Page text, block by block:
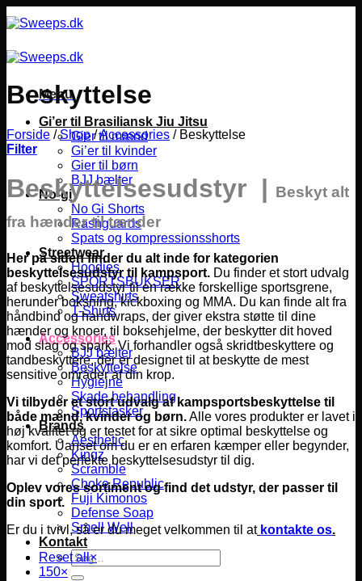
til
Menu
Gi’er til Brasiliansk Jiu Jitsu
Gier til mænd
Gi’er til kvinder
Gier til børn
BJJ bælter
No-gi
No Gi Shorts
Rashguards
Spats og kompressionsshorts
Streetwear
Hoodies
SPORTSBUKSER
Sweatshirts
T-Shirts
Accessories
BJJ bælter
Beskyttelse
Hygiejne
Skade behandling
Sportstasker
Brands
Aesthetic
Kingz
Scramble
Choke Republic
Fuji Kimonos
Defense Soap
Smell Well
Kontakt
Søg
efter:
Beskyttelse
Forside / Shop /Accessories /Beskyttelse
Filter
Beskyttelsesudstyr | Beskyt alt
fra hænder til tænder
Her på siden finder du alt inde for kategorien
beskyttelsesudstyr til kampsport. Du finder et stort udvalg
af beskyttelsesudstyr til en række forskellige sportsgrene,
herunder boksning, kickboxing og MMA. Du kan finde alt fra
håndbind og handwraps, der giver ekstra støtte til dine
hænder og knoer, til boksehjelme, der beskytter dit hoved
mod slag og spark. Vi forhandler også skridtbeskyttere og
tandbeskyttere, der er designet til at beskytte de mest
sensitive områder af din krop.
Vi tilbyder et stort udvalg af kampsportsbeskyttelse til
både mænd, kvinder og børn.Alle vores produkter er lavet i
høj kvalitet og er testet for at sikre optimal beskyttelse og
komfort. Uanset om du er en erfaren kæmper eller begynder,
har vi det perfekte beskyttelsesudstyr til dig.
Oplev vores sortiment og find det udstyr, der passer til
din sport.
Er du i tvivl, så er du meget velkommen til at kontakte os.
Reset all×
150×